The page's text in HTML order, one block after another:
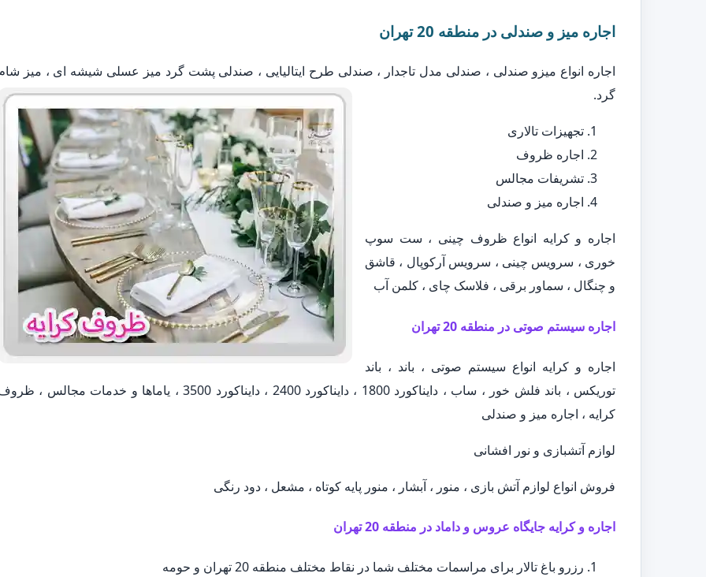
اجاره میز و صندلی در منطقه 20 تهران
اجاره انواع میزو صندلی ، صندلی مدل تاجدار ، صندلی طرح ایتالیایی ، صندلی پشت گرد میز عسلی شیشه ای ، میز
گرد.
تجهیزات تالاری
اجاره ظروف
تشریفات مجالس
اجاره میز و صندلی
اجاره و کرایه انواع ظروف چینی ، ست سوپ
خوری ، سرویس چینی ، سرویس آرکوپال ، قاشق
و چنگال ، سماور برقی ، فلاسک چای ، کلمن آب
اجاره سیستم صوتی در منطقه 20 تهران
اجاره و کرایه انواع سیستم صوتی ، باند ، باند
توریکس ، باند فلش خور ، ساب ، دایناکورد 1800 ، دایناکورد 2400 ، دایناکورد 3500 ، یاماها و خدمات مجالس ،
کرایه ، اجاره میز و صندلی
لوازم آتشبازی و نور افشانی
فروش انواع لوازم آتش بازی ، منور ، آبشار ، منور پایه کوتاه ، مشعل ، دود رنگی
اجاره و کرایه جایگاه عروس و داماد در منطقه 20 تهران
رزرو باغ تالار برای مراسمات مختلف شما در نقاط مختلف منطقه 20 تهران و حومه